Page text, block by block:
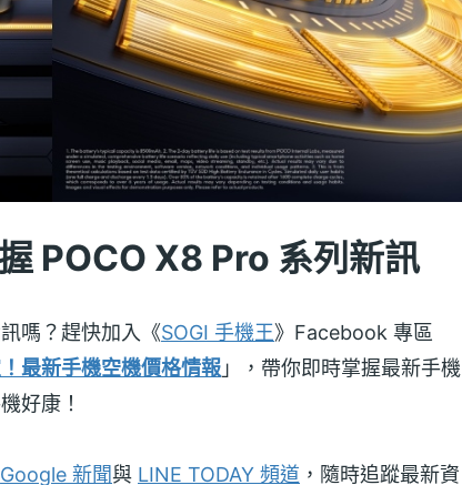
POCO X8 Pro 系列新訊
嗎？趕快加入《SOGI 手機王》Facebook 專區
最新手機空機價格情報 」，帶你即時掌握最新手機
好康！
Google 新聞與 LINE TODAY 頻道 ，隨時追蹤最新資